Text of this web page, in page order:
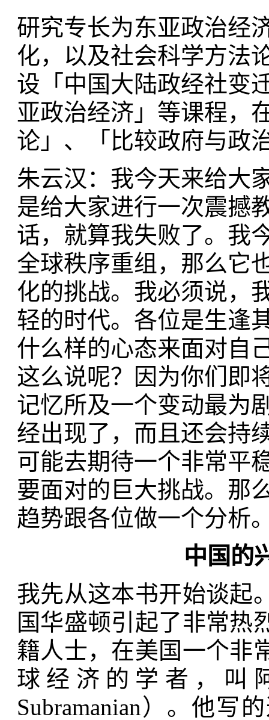
研究专长为东亚政治经
化，以及社会科学方法
设「中国大陆政经社变
亚政治经济」等课程，
论」、「比较政府与政
朱云汉：我今天来给大
是给大家进行一次震撼
话，就算我失败了。我
全球秩序重组，那么它
化的挑战。我必须说，
轻的时代。各位是生逢
什么样的心态来面对自
这么说呢？因为你们即
记忆所及一个变动最为
经出现了，而且还会持
可能去期待一个非常平
要面对的巨大挑战。那
趋势跟各位做一个分析
中国的
我先从这本书开始谈起
国华盛顿引起了非常热
籍人士，在美国一个非
球经济的学者，叫
Subramanian）。他写